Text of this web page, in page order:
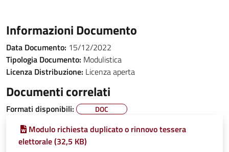
Informazioni Documento
Data Documento: 15/12/2022
Tipologia Documento: Modulistica
Licenza Distribuzione: Licenza aperta
Documenti correlati
Formati disponibili: DOC
Modulo richiesta duplicato o rinnovo tessera
elettorale (32,5 KB)